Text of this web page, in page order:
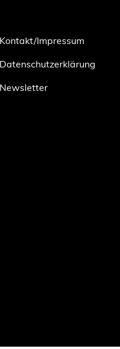
Kontakt/Impressum
Datenschutzerklärung
Newsletter